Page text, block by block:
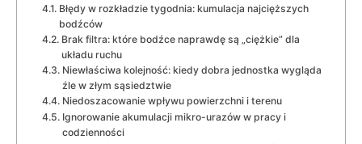
Błędy w rozkładzie tygodnia: kumulacja najcięższych
bodźców
Brak filtra: które bodźce naprawdę są „ciężkie” dla
układu ruchu
Niewłaściwa kolejność: kiedy dobra jednostka wygląda
źle w złym sąsiedztwie
Niedoszacowanie wpływu powierzchni i terenu
Ignorowanie akumulacji mikro-urazów w pracy i
codzienności